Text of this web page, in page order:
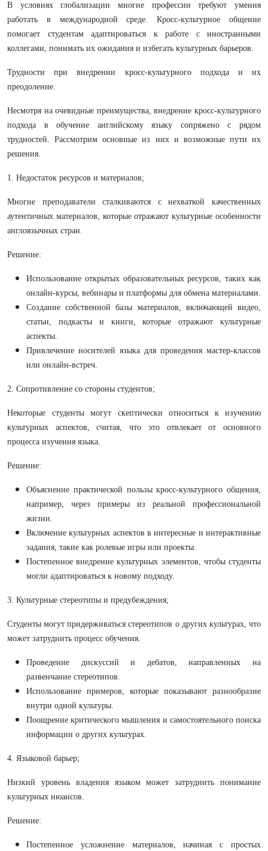
В условиях глобализации многие профессии требуют умения
работать в международной среде. Кросс-культурное общение
помогает студентам адаптироваться к работе с иностранными
коллегами, понимать их ожидания и избегать культурных барьеров.
Трудности при внедрении кросс-культурного подхода и их
преодоление.
Несмотря на очевидные преимущества, внедрение кросс-культурного
подхода в обучение английскому языку сопряжено с рядом
трудностей. Рассмотрим основные из них и возможные пути их
решения.
1. Недостаток ресурсов и материалов;
Многие преподаватели сталкиваются с нехваткой качественных
аутентичных материалов, которые отражают культурные особенности
англоязычных стран.
Решение:
Использование открытых образовательных ресурсов, таких как
онлайн-курсы, вебинары и платформы для обмена материалами.
Создание собственной базы материалов, включающей видео,
статьи, подкасты и книги, которые отражают культурные
аспекты.
Привлечение носителей языка для проведения мастер-классов
или онлайн-встреч.
2. Сопротивление со стороны студентов;
Некоторые студенты могут скептически относиться к изучению
культурных аспектов, считая, что это отвлекает от основного
процесса изучения языка.
Решение:
Объяснение практической пользы кросс-культурного общения,
например, через примеры из реальной профессиональной
жизни.
Включение культурных аспектов в интересные и интерактивные
задания, такие как ролевые игры или проекты.
Постепенное внедрение культурных элементов, чтобы студенты
могли адаптироваться к новому подходу.
3. Культурные стереотипы и предубеждения;
Студенты могут придерживаться стереотипов о других культурах, что
может затруднить процесс обучения.
Проведение дискуссий и дебатов, направленных на
развенчание стереотипов.
Использование примеров, которые показывают разнообразие
внутри одной культуры.
Поощрение критического мышления и самостоятельного поиска
информации о других культурах.
4. Языковой барьер;
Низкий уровень владения языком может затруднить понимание
культурных нюансов.
Решение:
Постепенное усложнение материалов, начиная с простых